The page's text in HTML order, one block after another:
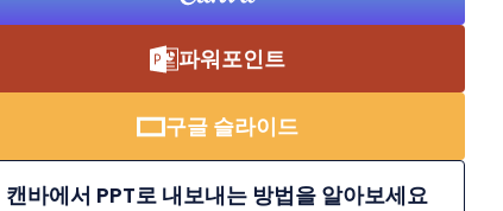
파워포인트
구글 슬라이드
캔바에서 PPT로 내보내는 방법을 알아보세요